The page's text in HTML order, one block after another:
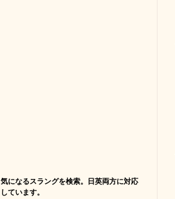
気になるスラングを検索。日英両方に対応
しています。